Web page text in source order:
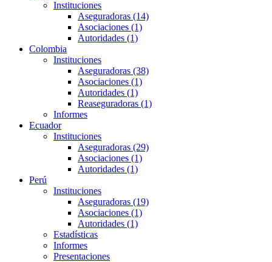
Instituciones
Aseguradoras (14)
Asociaciones (1)
Autoridades (1)
Colombia
Instituciones
Aseguradoras (38)
Asociaciones (1)
Autoridades (1)
Reaseguradoras (1)
Informes
Ecuador
Instituciones
Aseguradoras (29)
Asociaciones (1)
Autoridades (1)
Perú
Instituciones
Aseguradoras (19)
Asociaciones (1)
Autoridades (1)
Estadísticas
Informes
Presentaciones